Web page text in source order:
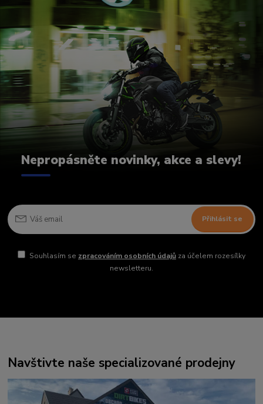
Nepropásněte novinky, akce a slevy!
Přihlásit se
Souhlasím se zpracováním osobních údajůza účelem rozesílky
newsletteru.
Navštivte naše specializované prodejny